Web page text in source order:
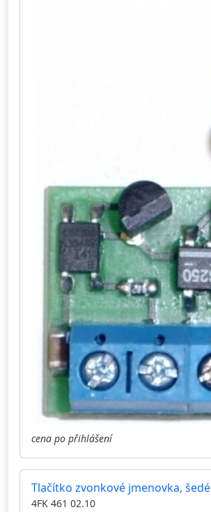
cena po přihlášení
Tlačítko zvonkové jmenovka, šedé
4FK 461 02.10